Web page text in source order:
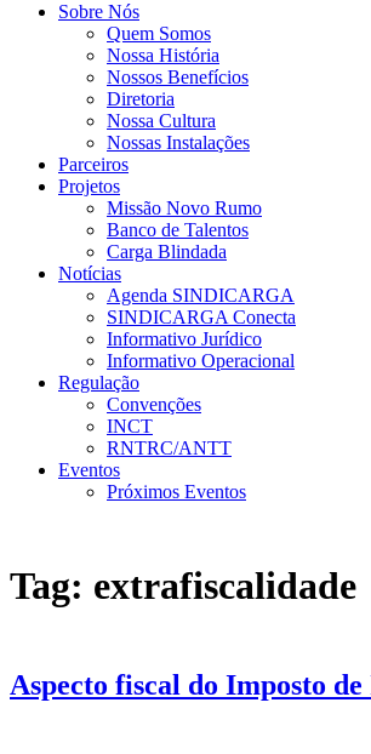
Sobre Nós
Quem Somos
Nossa História
Nossos Benefícios
Diretoria
Nossa Cultura
Nossas Instalações
Parceiros
Projetos
Missão Novo Rumo
Banco de Talentos
Carga Blindada
Notícias
Agenda SINDICARGA
SINDICARGA Conecta
Informativo Jurídico
Informativo Operacional
Regulação
Convenções
INCT
RNTRC/ANTT
Eventos
Próximos Eventos
Tag: extrafiscalidade
Aspecto fiscal do Imposto